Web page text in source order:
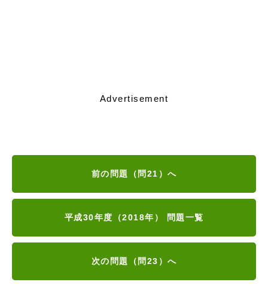
Advertisement
前の問題（問21）へ
平成30年度（2018年） 問題一覧
次の問題（問23）へ